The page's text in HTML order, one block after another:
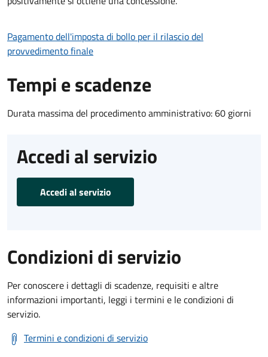
Pagamento dell'imposta di bollo per il rilascio del
provvedimento finale
Tempi e scadenze
Durata massima del procedimento amministrativo: 60 giorni
Accedi al servizio
Accedi al servizio
Condizioni di servizio
Per conoscere i dettagli di scadenze, requisiti e altre
informazioni importanti, leggi i termini e le condizioni di
servizio.
Termini e condizioni di servizio